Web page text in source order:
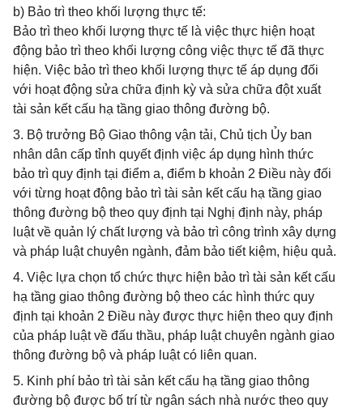
b) Bảo trì theo khối lượng thực tế:
Bảo trì theo khối lượng thực tế là việc thực hiện hoạt
động bảo trì theo khối lượng công việc thực tế đã thực
hiện. Việc bảo trì theo khối lượng thực tế áp dụng đối
với hoạt động sửa chữa định kỳ và sửa chữa đột xuất
tài sản kết cấu hạ tầng giao thông đường bộ.
3. Bộ trưởng Bộ Giao thông vận tải, Chủ tịch Ủy ban
nhân dân cấp tỉnh quyết định việc áp dụng hình thức
bảo trì quy định tại điểm a, điểm b khoản 2 Điều này đối
với từng hoạt động bảo trì tài sản kết cấu hạ tầng giao
thông đường bộ theo quy định tại Nghị định này, pháp
luật về quản lý chất lượng và bảo trì công trình xây dựng
và pháp luật chuyên ngành, đảm bảo tiết kiệm, hiệu quả.
4. Việc lựa chọn tổ chức thực hiện bảo trì tài sản kết cấu
hạ tầng giao thông đường bộ theo các hình thức quy
định tại khoản 2 Điều này được thực hiện theo quy định
của pháp luật về đấu thầu, pháp luật chuyên ngành giao
thông đường bộ và pháp luật có liên quan.
5. Kinh phí bảo trì tài sản kết cấu hạ tầng giao thông
đường bộ được bố trí từ ngân sách nhà nước theo quy